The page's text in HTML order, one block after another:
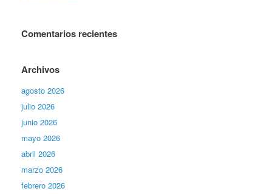
Comentarios recientes
Archivos
agosto 2026
julio 2026
junio 2026
mayo 2026
abril 2026
marzo 2026
febrero 2026